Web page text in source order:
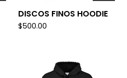
DISCOS FINOS HOODIE
$500.00